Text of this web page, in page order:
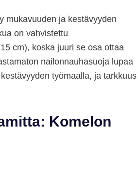
mukavuuden ja kestävyyden
on vahvistettu
cm), koska juuri se osa ottaa
nailonnauhasuoja lupaa
työmaalla, ja tarkkuus
Komelon